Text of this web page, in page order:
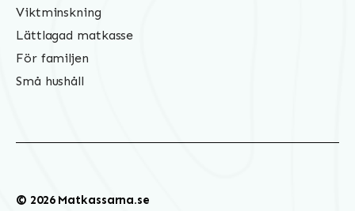
Viktminskning
Lättlagad matkasse
För familjen
Små hushåll
© 2026 Matkassarna.se